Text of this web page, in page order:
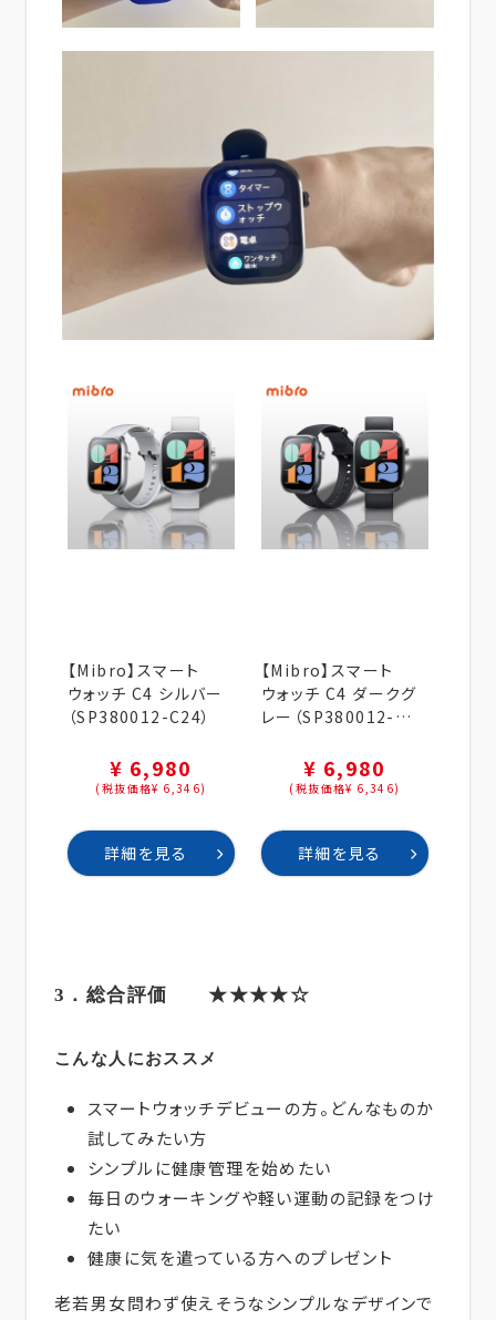
【Mibro】スマート
ウォッチ C4 シルバー
（SP380012-C24）
¥ 6,980
(税抜価格¥ 6,346)
詳細を見る
【Mibro】スマート
ウォッチ C4 ダークグ
レー（SP380012-
¥ 6,980
(税抜価格¥ 6,346)
詳細を見る
3．総合評価 ★★★★☆
こんな人におススメ
スマートウォッチデビューの方。どんなものか
試してみたい方
シンプルに健康管理を始めたい
毎日のウォーキングや軽い運動の記録をつけ
たい
健康に気を遣っている方へのプレゼント
老若男女問わず使えそうなシンプルなデザインで